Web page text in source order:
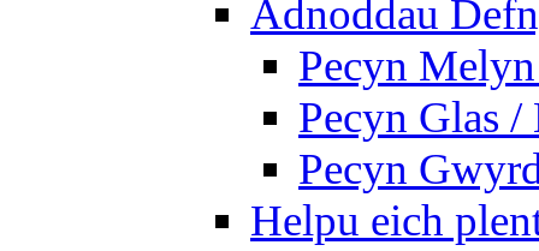
Adnoddau
Pecyn
Pecyn Glas /
Pecyn
Helpu eich